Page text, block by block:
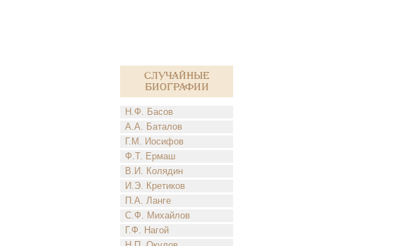
Случайные
биографии
Н.Ф. Басов
А.А. Баталов
Г.М. Иосифов
Ф.Т. Ермаш
В.И. Колядин
И.Э. Кретиков
П.А. Ланге
С.Ф. Михайлов
Г.Ф. Нагой